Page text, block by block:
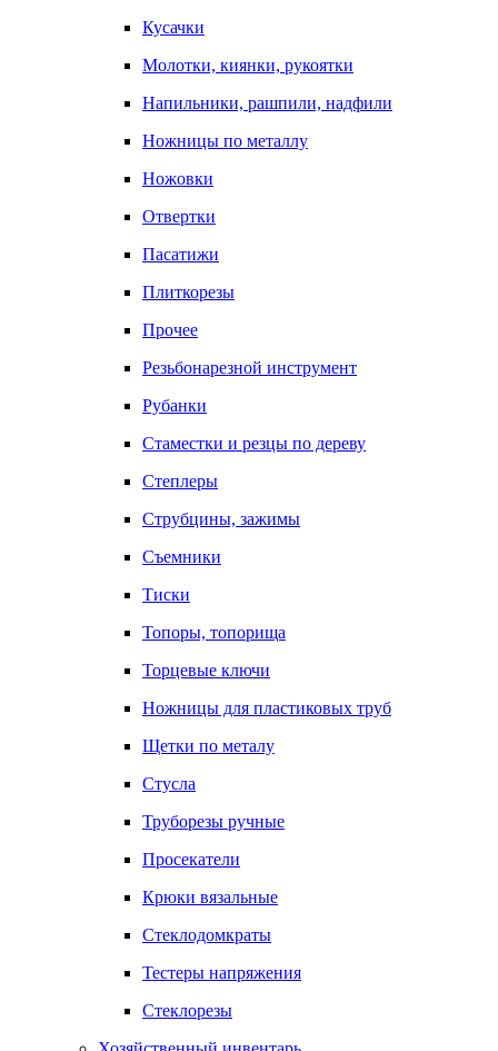
Кусачки
Молотки, киянки, рукоятки
Напильники, рашпили, надфили
Ножницы по металлу
Ножовки
Отвертки
Пасатижи
Плиткорезы
Прочее
Резьбонарезной инструмент
Рубанки
Стаместки и резцы по дереву
Степлеры
Струбцины, зажимы
Съемники
Тиски
Топоры, топорища
Торцевые ключи
Ножницы для пластиковых труб
Щетки по металу
Стусла
Труборезы ручные
Просекатели
Крюки вязальные
Стеклодомкраты
Тестеры напряжения
Стеклорезы